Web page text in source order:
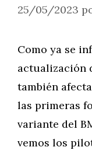
25/05/2023
Como ya se
actualización
también
las primeras
variante del
vemos los